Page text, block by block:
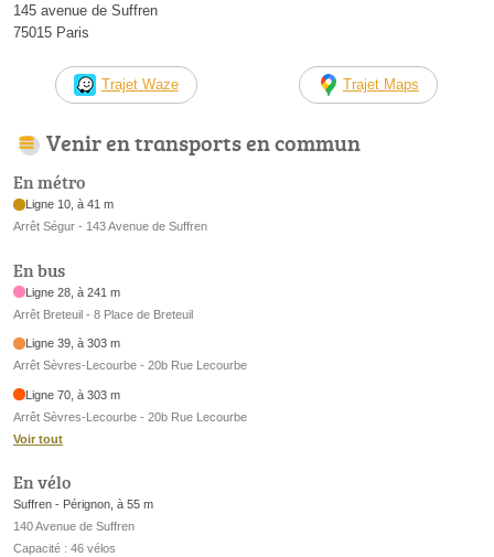
145 avenue de Suffren
75015 Paris
Trajet Waze Trajet Maps
Venir en transports en commun
En métro
Ligne 10, à 41 m
Arrêt Ségur - 143 Avenue de Suffren
En bus
Ligne 28, à 241 m
Arrêt Breteuil - 8 Place de Breteuil
Ligne 39, à 303 m
Arrêt Sèvres-Lecourbe - 20b Rue Lecourbe
Ligne 70, à 303 m
Arrêt Sèvres-Lecourbe - 20b Rue Lecourbe
Voir tout
En vélo
Suffren - Pérignon, à 55 m
140 Avenue de Suffren
Capacité : 46 vélos